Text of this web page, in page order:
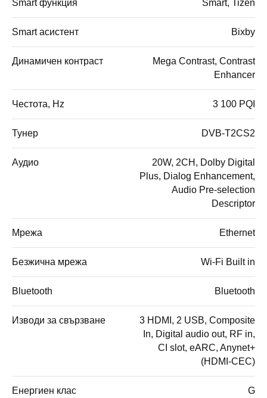
Smart функция Smart, Tizen
Smart асистент Bixby
Динамичен контраст
Mega Contrast, Contrast
Enhancer
Честота, Hz 3 100 PQI
Тунер DVB-T2CS2
Аудио
20W, 2CH, Dolby Digital
Plus, Dialog Enhancement,
Audio Pre-selection
Descriptor
Мрежа Ethernet
Безжична мрежа Wi-Fi Built in
Bluetooth Bluetooth
Изводи за свързване
3 HDMI, 2 USB, Composite
In, Digital audio out, RF in,
CI slot, eARC, Anynet+
(HDMI-CEC)
Енергиен клас G